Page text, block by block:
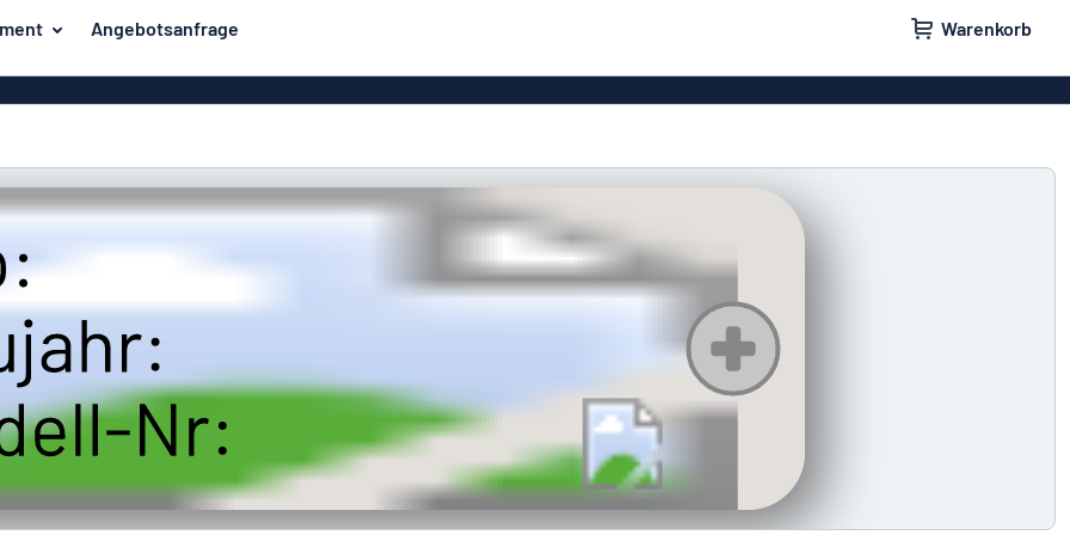
Angebotsanfrage Warenkorb
Hausschilder Türschilder
Strassenschilder
Briefkastenschilder